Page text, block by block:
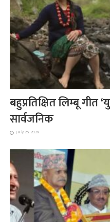
बहुप्रतिक्षित लिम्बू गीत
सार्वजनिक
July 25, 2026